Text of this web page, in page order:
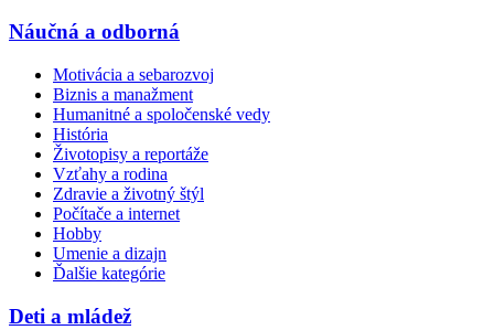
Náučná a odborná
Motivácia a sebarozvoj
Biznis a manažment
Humanitné a spoločenské vedy
História
Životopisy a reportáže
Vzťahy a rodina
Zdravie a životný štýl
Počítače a internet
Hobby
Umenie a dizajn
Ďalšie kategórie
Deti a mládež